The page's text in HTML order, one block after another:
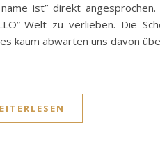
ist” direkt
Welt zu verlieben. Die
kaum abwarten uns davon